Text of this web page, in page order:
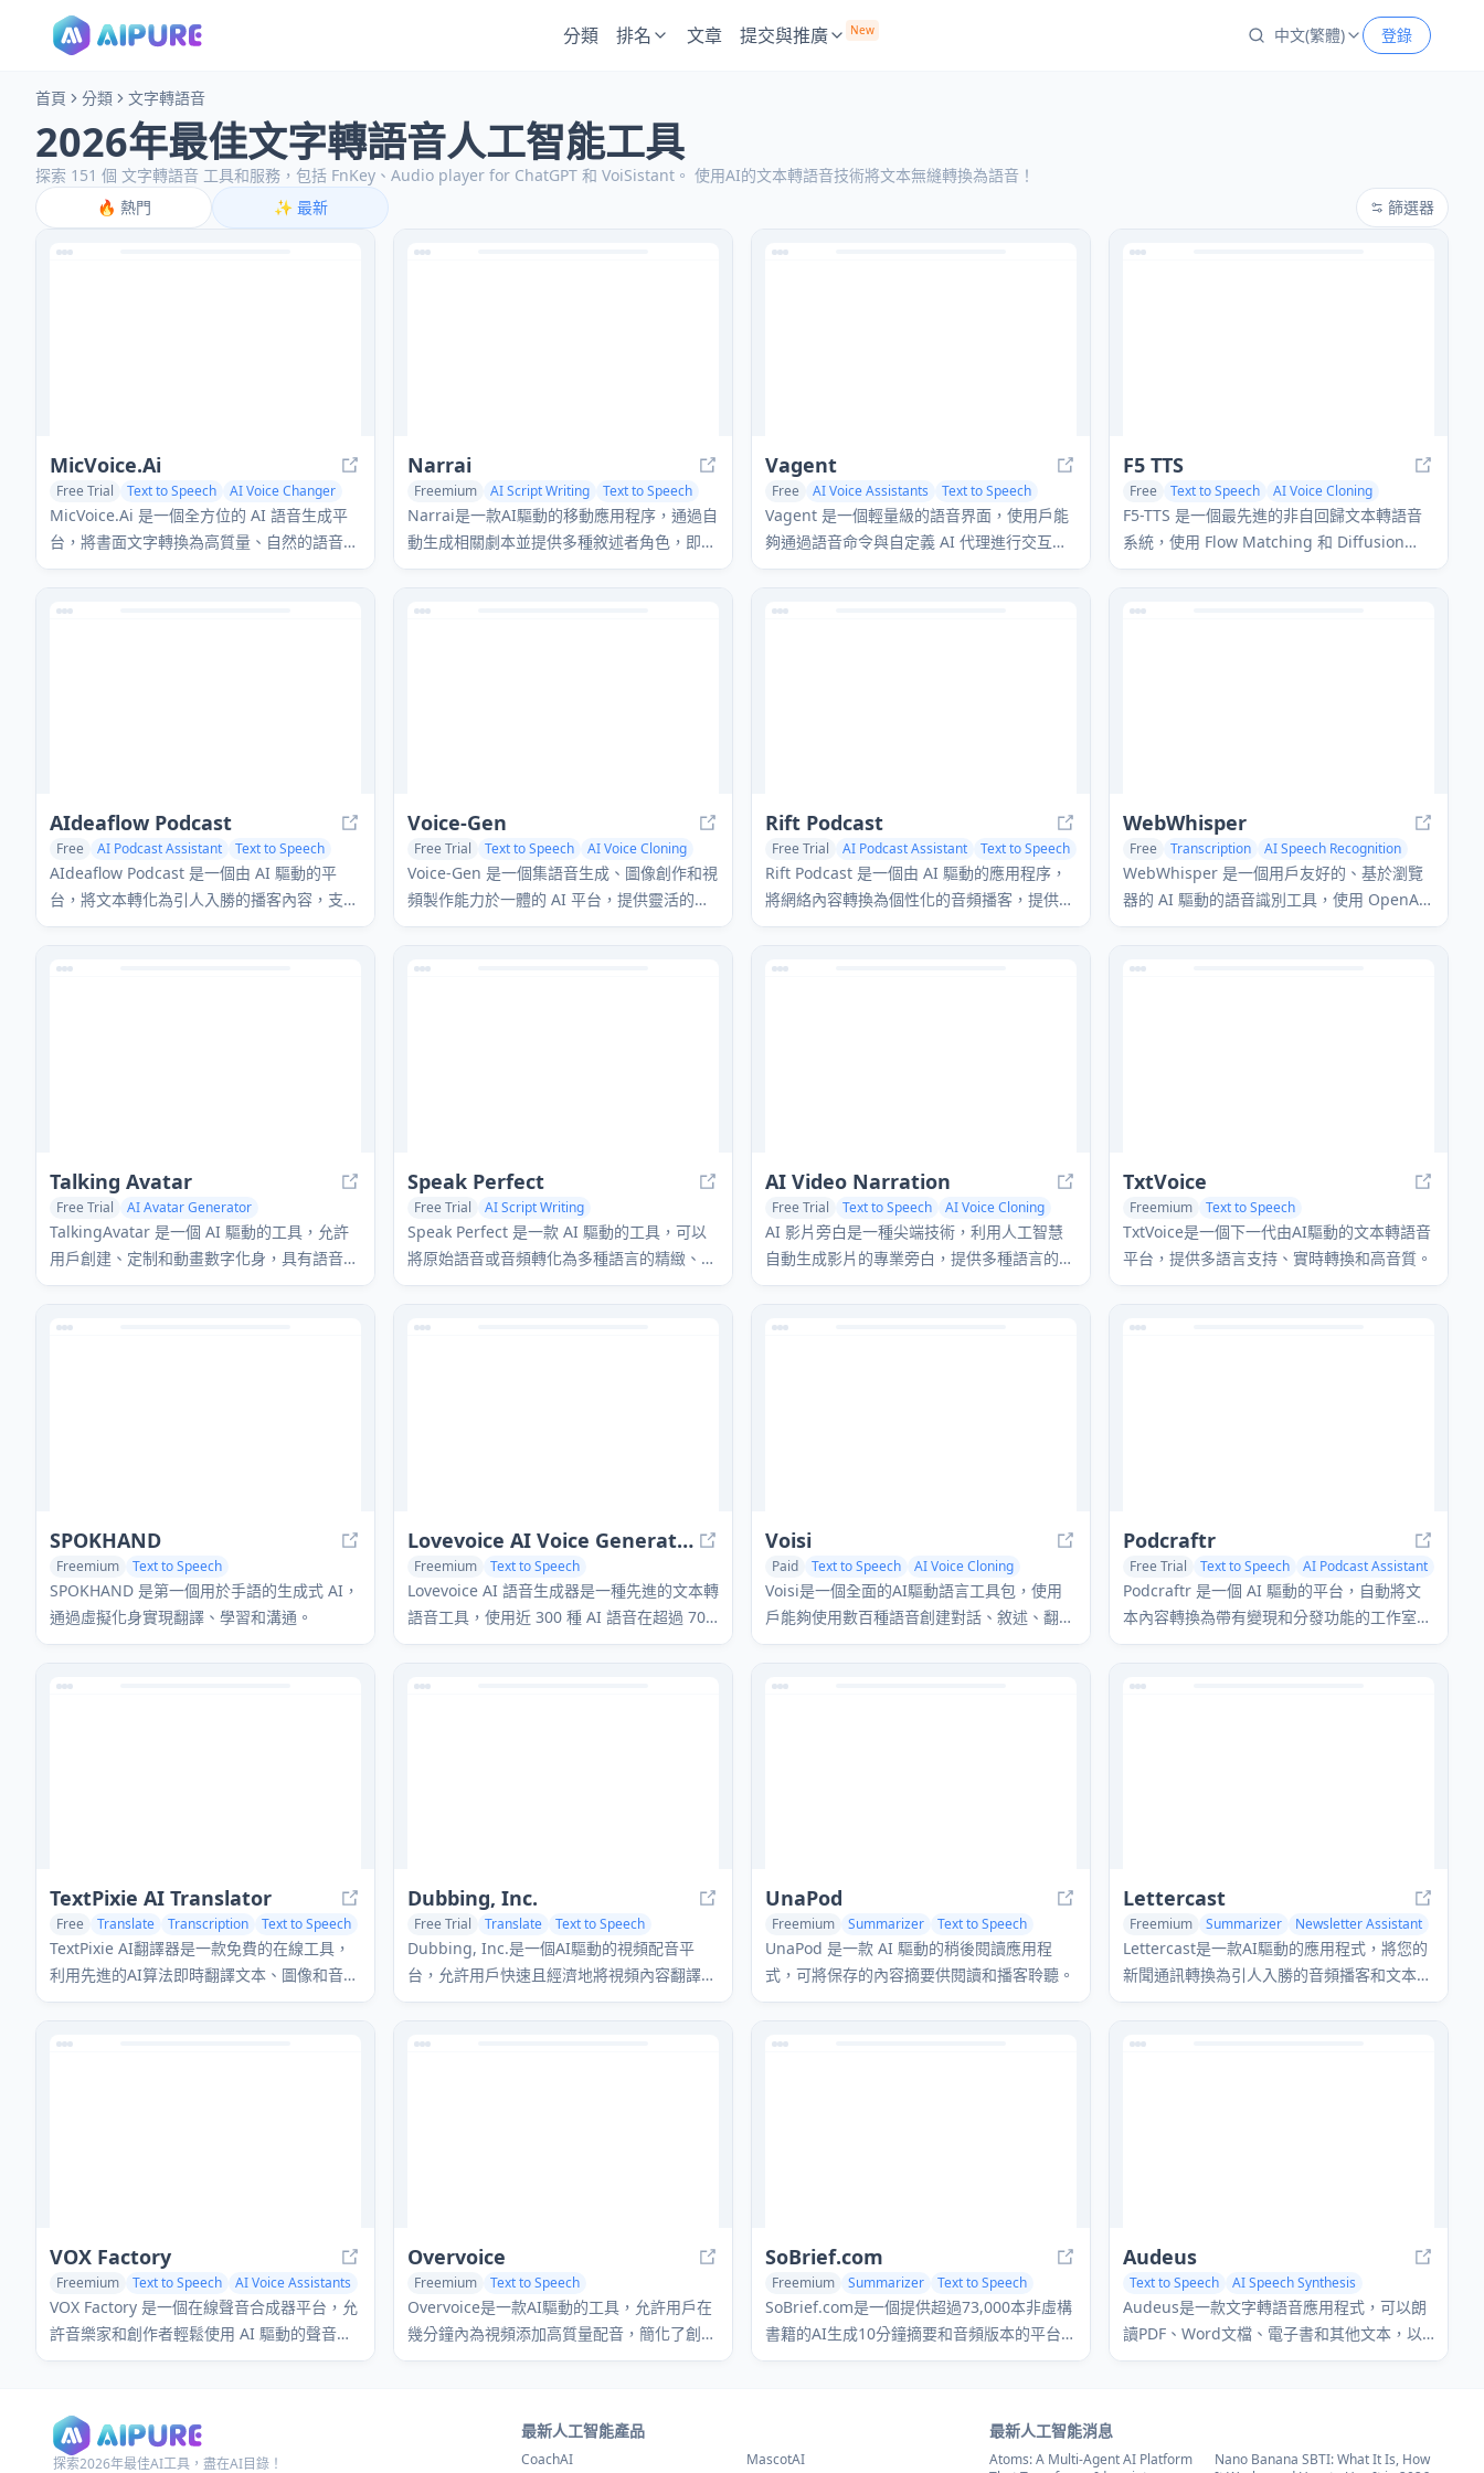
分類 排名 文章 提交與推廣 New 中文(繁體) 登錄
首頁 分類 文字轉語音
2026年最佳文字轉語音人工智能工具
探索 151 個 文字轉語音 工具和服務，包括 FnKey、Audio player for ChatGPT 和 VoiSistant。 使用AI的文本轉語音技術將文本無縫轉換為語音！
🔥 熱門 ✨ 最新 篩選器
MicVoice.Ai
Free Trial Text to Speech AI Voice Changer
MicVoice.Ai 是一個全方位的 AI 語音生成平
台，將書面文字轉換為高質量、自然的語音，
支持 17+ 種語言，提供超過 5000 個逼真的
Narrai
Freemium AI Script Writing Text to Speech
Narrai是一款AI驅動的移動應用程序，通過自
動生成相關劇本並提供多種敘述者角色，即時
為短視頻創建語音旁白和背景音樂。
Vagent
Free AI Voice Assistants Text to Speech
Vagent 是一個輕量級的語音界面，使用戶能
夠通過語音命令與自定義 AI 代理進行交互，
提供了一種自然且直觀的方式來控制自動化，
F5 TTS
Free Text to Speech
AI Voice Cloning
AI Speech Synthesis
F5-TTS 是一個最先進的非自回歸文本轉語音
系統，使用 Flow Matching 和 Diffusion
Transformer 技術生成高度自然和表達豐富
AIdeaflow Podcast
Free AI Podcast Assistant
Text to Speech
Voice & Audio Editing
AIdeaflow Podcast 是一個由 AI 驅動的平
台，將文本轉化為引人入勝的播客內容，支持
120 多種語音和多種語言的自然對話。
Voice-Gen
Free Trial Text to Speech
AI Voice Cloning
AI Video Generator
Voice-Gen 是一個集語音生成、圖像創作和視
頻製作能力於一體的 AI 平台，提供靈活的按
需付費價格和多語言支持。
Rift Podcast
Free Trial AI Podcast Assistant
Text to Speech
Voice & Audio Editing
Rift Podcast 是一個由 AI 驅動的應用程序，
將網絡內容轉換為個性化的音頻播客，提供從
各個技術平台精選的獨家見解，每天僅需 15
WebWhisper
Free Transcription
AI Speech Recognition
Text to Speech
WebWhisper 是一個用戶友好的、基於瀏覽
器的 AI 驅動的語音識別工具，使用 OpenAI
的 Whisper 技術提供多語言音頻轉錄、翻譯
Talking Avatar
Free Trial
AI Avatar Generator
AI Lip Sync Generator
Text to Speech
TalkingAvatar 是一個 AI 驅動的工具，允許
用戶創建、定制和動畫數字化身，具有語音克
隆、唇形同步和多語言支持等功能。
Speak Perfect
Free Trial
AI Script Writing
Voice & Audio Editing
Text to Speech
Speak Perfect 是一款 AI 驅動的工具，可以
將原始語音或音頻轉化為多種語言的精緻、專
業腳本和音頻內容。
AI Video Narration
Free Trial Text to Speech
AI Voice Cloning
AI Speech Synthesis
AI 影片旁白是一種尖端技術，利用人工智慧
自動生成影片的專業旁白，提供多種語言的多
種逼真語音。
TxtVoice
Freemium
Text to Speech
AI Speech Synthesis
Voice & Audio Editing
TxtVoice是一個下一代由AI驅動的文本轉語音
平台，提供多語言支持、實時轉換和高音質。
SPOKHAND
Freemium
Text to Speech
AI Speech Synthesis
AI Voice Assistants
SPOKHAND 是第一個用於手語的生成式 AI，
通過虛擬化身實現翻譯、學習和溝通。
Lovevoice AI Voice Generator
Freemium
Text to Speech
AI Speech Synthesis
Voice & Audio Editing
Lovevoice AI 語音生成器是一種先進的文本轉
語音工具，使用近 300 種 AI 語音在超過 70
種語言中將文本轉換為逼真的語音。
Voisi
Paid Text to Speech
AI Voice Cloning
AI Music Generator
Voisi是一個全面的AI驅動語言工具包，使用
戶能夠使用數百種語音創建對話、敘述、翻譯
等，涵蓋多種語言。
Podcraftr
Free Trial Text to Speech
AI Podcast Assistant
AI Voice Assistants
Podcraftr 是一個 AI 驅動的平台，自動將文
本內容轉換為帶有變現和分發功能的工作室品
質播客。
TextPixie AI Translator
Free Translate Transcription Text to Speech
TextPixie AI翻譯器是一款免費的在線工具，
利用先進的AI算法即時翻譯文本、圖像和音
頻，涵蓋100多種語言，具有高準確性。
Dubbing, Inc.
Free Trial Translate
Text to Speech
AI Voice Cloning
Dubbing, Inc.是一個AI驅動的視頻配音平
台，允許用戶快速且經濟地將視頻內容翻譯和
本地化成多種語言。
UnaPod
Freemium Summarizer
Text to Speech
Writing Assistants
UnaPod 是一款 AI 驅動的稍後閱讀應用程
式，可將保存的內容摘要供閱讀和播客聆聽。
Lettercast
Freemium Summarizer
Newsletter Assistant
Text to Speech
Lettercast是一款AI驅動的應用程式，將您的
新聞通訊轉換為引人入勝的音頻播客和文本摘
要，讓您在旅途中保持信息更新。
VOX Factory
Freemium Text to Speech
AI Voice Assistants
AI Voice Changer
VOX Factory 是一個在線聲音合成器平台，允
許音樂家和創作者輕鬆使用 AI 驅動的聲音角
色製作歌曲。
Overvoice
Freemium
Text to Speech
Voice & Audio Editing
AI Voice Cloning
Overvoice是一款AI驅動的工具，允許用戶在
幾分鐘內為視頻添加高質量配音，簡化了創建
引人入勝的演示和促銷內容的過程。
SoBrief.com
Freemium Summarizer
Text to Speech
Translate
SoBrief.com是一個提供超過73,000本非虛構
書籍的AI生成10分鐘摘要和音頻版本的平台，
涵蓋40種語言。
Audeus
Text to Speech AI Speech Synthesis
Audeus是一款文字轉語音應用程式，可以朗
讀PDF、Word文檔、電子書和其他文本，以
提高生產力和學習效率。
探索2026年最佳AI工具，盡在AI目錄！
最新人工智能產品
CoachAI MascotAI
最新人工智能消息
Atoms: A Multi-Agent AI Platform
Nano Banana SBTI: What It Is, How